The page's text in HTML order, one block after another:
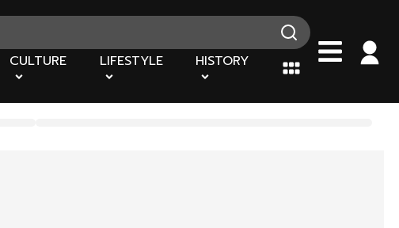
CULTURE LIFESTYLE HISTORY